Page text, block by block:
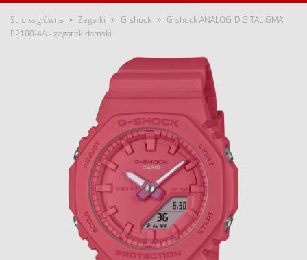
Strona główna » Zegarki » G-shock » G-shock ANALOG-DIGITAL GMA-
P2100-4A - zegarek damski